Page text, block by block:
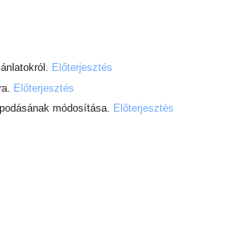
Előterjesztés
Előterjesztés
módosítása. Előterjesztés